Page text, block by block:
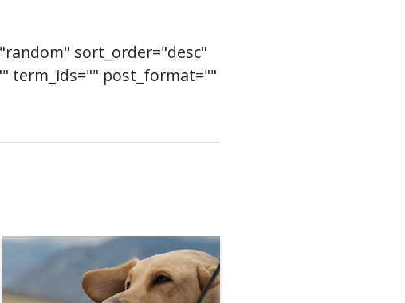
sort_order="desc"
term_ids="" post_format=""